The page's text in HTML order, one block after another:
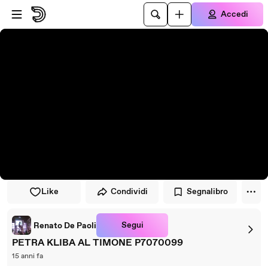
Vai al lettore
Passa al contenuto principale
Accedi
Like Condividi Segnalibro
Renato De Paoli Segui
PETRA KLIBA AL TIMONE P7070099
15 anni fa